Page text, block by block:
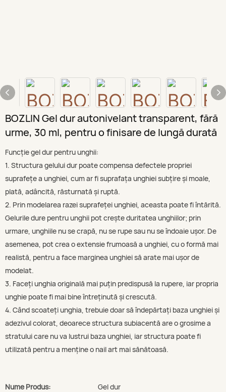
BOZLIN Gel dur autonivelant transparent, fără
urme, 30 ml, pentru o finisare de lungă durată
Funcție gel dur pentru unghii:
1. Structura gelului dur poate compensa defectele propriei
suprafețe a unghiei, cum ar fi suprafața unghiei subțire și moale,
plată, adâncită, răsturnată și ruptă.
2. Prin modelarea razei suprafeței unghiei, aceasta poate fi întărită.
Gelurile dure pentru unghii pot crește duritatea unghiilor; prin
urmare, unghiile nu se crapă, nu se rupe sau nu se îndoaie ușor. De
asemenea, pot crea o extensie frumoasă a unghiei, cu o formă mai
realistă, pentru a face marginea unghiei să arate mai ușor de
modelat.
3. Faceți unghia originală mai puțin predispusă la rupere, iar propria
unghie poate fi mai bine întreținută și crescută.
4. Când scoateți unghia, trebuie doar să îndepărtați baza unghiei și
adezivul colorat, deoarece structura subiacentă are o grosime a
stratului care nu va lustrui baza unghiei, iar structura poate fi
utilizată pentru a menține o nail art mai sănătoasă.
Nume Produs:
Gel dur